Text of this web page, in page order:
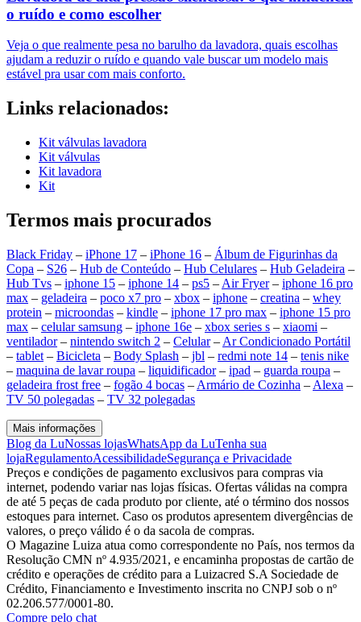
o ruído e como escolher
Veja o que realmente pesa no barulho da lavadora, quais escolhas
ajudam a reduzir o ruído e quando vale buscar um modelo mais
estável pra usar com mais conforto.
Links relacionados:
Kit válvulas lavadora
Kit válvulas
Kit lavadora
Kit
Termos mais procurados
Black Friday – iPhone 17 – iPhone 16 – Álbum de Figurinhas da
Copa – S26 – Hub de Conteúdo – Hub Celulares – Hub Geladeira –
Hub Tvs – iphone 15 – iphone 14 – ps5 – Air Fryer– iphone 16 pro
max – geladeira – poco x7 pro – xbox – iphone – creatina – whey
protein – microondas – kindle – iphone 17 pro max – iphone 15 pro
max – celular samsung – iphone 16e – xbox series s – xiaomi –
ventilador– nintendo switch 2 – Celular– Ar Condicionado Portátil
– tablet – Bicicleta – Body Splash – jbl – redmi note 14 – tenis nike
– maquina de lavar roupa – liquidificador– ipad – guarda roupa –
geladeira frost free – fogão 4 bocas – Armário de Cozinha – Alexa –
TV 50 polegadas – TV 32 polegadas
Mais informações
Blog da LuNossas lojasWhatsApp da LuTenha sua
lojaRegulamentoAcessibilidadeSegurança e Privacidade
Preços e condições de pagamento exclusivos para compras via
internet, podendo variar nas lojas físicas. Ofertas válidas na compra
de até 5 peças de cada produto por cliente, até o término dos nossos
estoques para internet. Caso os produtos apresentem divergências de
valores, o preço válido é o da sacola de compras.
O Magazine Luiza atua como correspondente no País, nos termos da
Resolução CMN nº 4.935/2021, e encaminha propostas de cartão de
crédito e operações de crédito para a Luizacred S.A Sociedade de
Crédito, Financiamento e Investimento inscrita no CNPJ sob o nº
02.206.577/0001-80.
Compre pelo chat